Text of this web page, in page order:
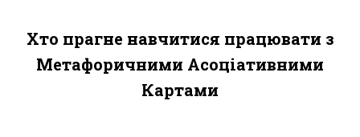
Хто прагне навчитися працювати з
Метафоричними Асоціативними
Картами